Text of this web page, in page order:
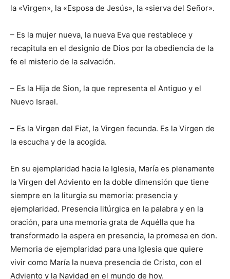
la «Virgen», la «Esposa de Jesús», la «sierva del Señor».
– Es la mujer nueva, la nueva Eva que restablece y
recapitula en el designio de Dios por la obediencia de la
fe el misterio de la salvación.
– Es la Hija de Sion, la que representa el Antiguo y el
Nuevo Israel.
– Es la Virgen del Fiat, la Virgen fecunda. Es la Virgen de
la escucha y de la acogida.
En su ejemplaridad hacia la Iglesia, María es plenamente
la Virgen del Adviento en la doble dimensión que tiene
siempre en la liturgia su memoria: presencia y
ejemplaridad. Presencia litúrgica en la palabra y en la
oración, para una memoria grata de Aquélla que ha
transformado la espera en presencia, la promesa en don.
Memoria de ejemplaridad para una Iglesia que quiere
vivir como María la nueva presencia de Cristo, con el
Adviento y la Navidad en el mundo de hoy.